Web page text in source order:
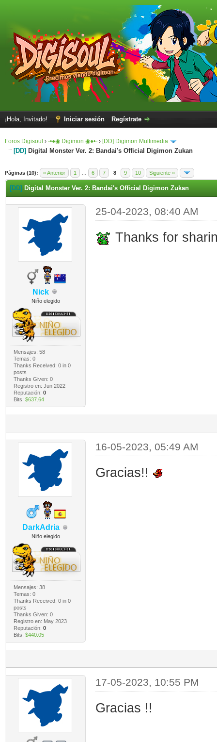
¡Hola, Invitado! Iniciar sesión Regístrate
Foros Digisoul › ◦•●◉ Digimon ◉●•◦ › [DD] Digimon Multimedia
[DD] Digital Monster Ver. 2: Bandai's Official Digimon Zukan
Páginas (10): « Anterior 1 6 7 8 9 10 Siguiente »
[DD] Digital Monster Ver. 2: Bandai's Official Digimon Zukan
Nick
Niño elegido
Mensajes: 58
Temas: 0
Thanks Received: 0in 0
posts
Thanks Given: 0
Registro en: Jun 2022
Reputación: 0
Bits: $637.64
25-04-2023, 08:40 AM
Thanks for
DarkAdria
Niño elegido
Mensajes: 38
Temas: 0
Thanks Received: 0in 0
posts
Thanks Given: 0
Registro en: May 2023
Reputación: 0
Bits: $440.05
16-05-2023, 05:49 AM
Gracias!!
17-05-2023, 10:55 PM
Gracias !!